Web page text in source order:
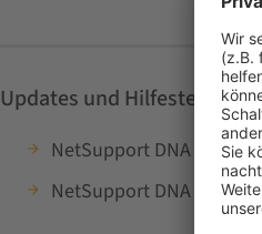
Updates und
NetSupport DNA Minor
NetSupport DNA v4.85